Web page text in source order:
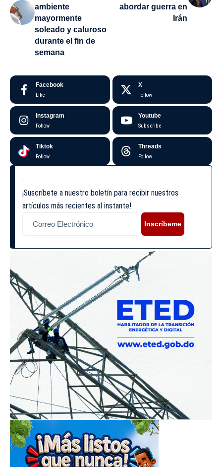
ambiente
mayormente
soleado y caluroso
durante el fin de
semana
abordar guerra en
Irán
Facebook
Like
X
Follow
Instagram
Follow
Youtube
Subscribe
Tiktok
Follow
Threads
Follow
¡Suscríbete a nuestro boletín para recibir nuestros
artículos más recientes al instante!
Inscríbeme